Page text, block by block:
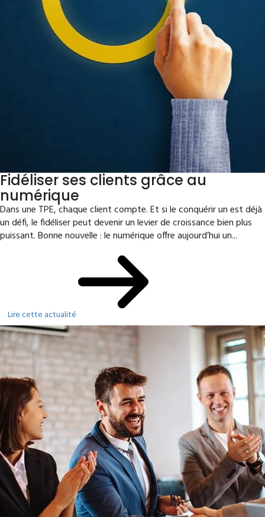
Fidéliser ses clients grâce au
numérique
Dans une TPE, chaque client compte. Et si le conquérir un est déjà
un défi, le fidéliser peut devenir un levier de croissance bien plus
puissant. Bonne nouvelle : le numérique offre aujourd’hui un...
Lire cette actualité